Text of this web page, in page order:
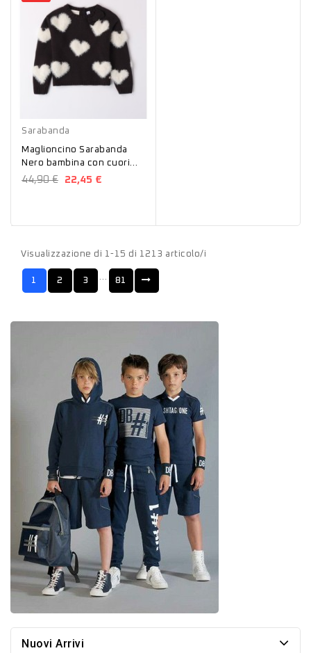
Sarabanda
Maglioncino Sarabanda
Nero bambina con cuori
A202
44,90 € 22,45 €
Visualizzazione di 1-15 di 1213 articolo/i
1 2 3 … 81
Nuovi Arrivi